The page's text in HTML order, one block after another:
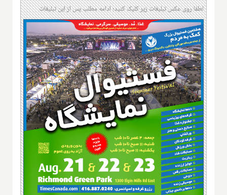
لطفا روی عکس تبلیغات زیر کلیک کنید؛ ادامه مطلب پس از این تبلیغات